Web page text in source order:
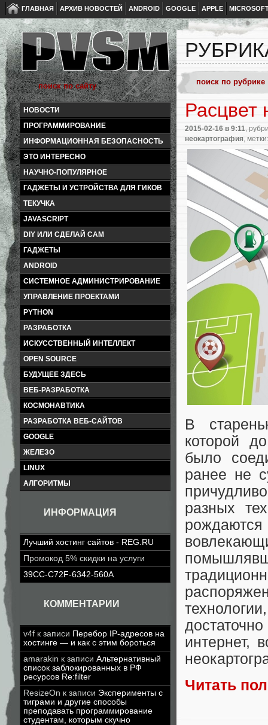
ГЛАВНАЯ АРХИВ НОВОСТЕЙ ANDROID GOOGLE APPLE
НОВОСТИ
ПРОГРАММИРОВАНИЕ
ИНФОРМАЦИОННАЯ БЕЗОПАСНОСТЬ
ЭТО ИНТЕРЕСНО
НАУЧНО-ПОПУЛЯРНОЕ
ГАДЖЕТЫ И УСТРОЙСТВА ДЛЯ ГИКОВ
ТЕКУЧКА
JAVASCRIPT
DIY ИЛИ СДЕЛАЙ САМ
ГАДЖЕТЫ
ANDROID
СИСТЕМНОЕ АДМИНИСТРИРОВАНИЕ
УПРАВЛЕНИЕ ПРОЕКТАМИ
PYTHON
РАЗРАБОТКА
ИСКУССТВЕННЫЙ ИНТЕЛЛЕКТ
OPEN SOURCE
БУДУЩЕЕ ЗДЕСЬ
ВЕБ-РАЗРАБОТКА
КОСМОНАВТИКА
РАЗРАБОТКА ВЕБ-САЙТОВ
GOOGLE
ЖЕЛЕЗО
LINUX
АЛГОРИТМЫ
ИНФОРМАЦИЯ
Лучший хостинг сайтов - REG.RU
Промокод 5% скидки на услуги
39CC-C72F-6342-560A
КОММЕНТАРИИ
v4f к записи Перебор IP-адресов на
хостинге — и как с этим бороться
amarakin к записи Альтернативный
список заблокированных в РФ
ресурсов Re:filter
ResizeOn к записи Эксперименты с
тиграми и другие способы
преподавать программирование
студентам, которым скучно
Расцвет
2015-02-16 в 9:11 ,
неокартография ,
В
которой
было
ранее не
разных
интернет,
Читать